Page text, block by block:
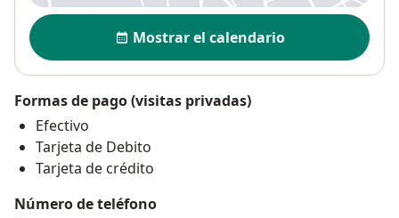
Disponibilidad
Mostrar el calendario
Formas de pago (visitas privadas)
Efectivo
Tarjeta de Debito
Tarjeta de crédito
Número de teléfono